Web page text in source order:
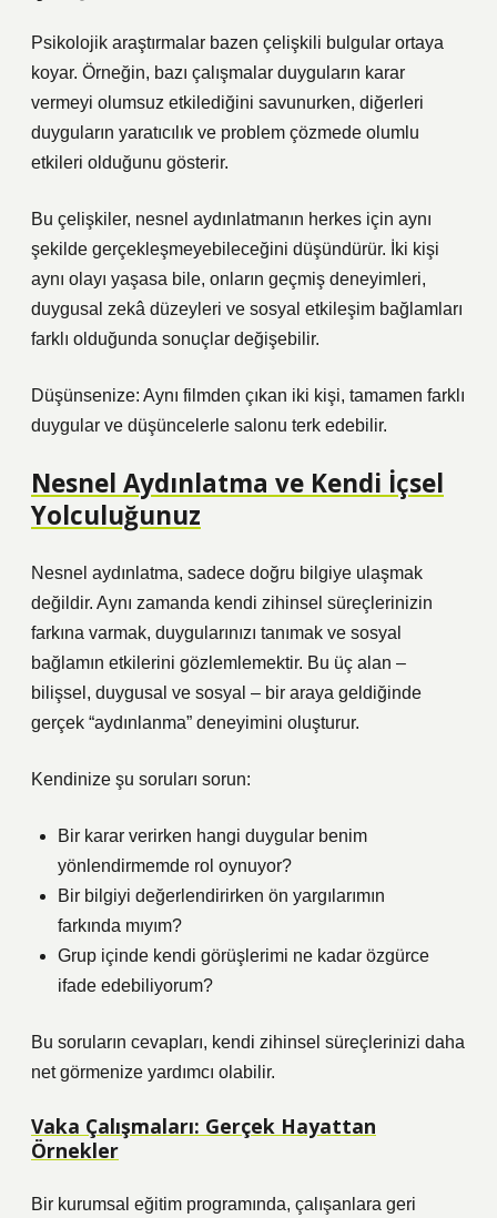
Psikolojik araştırmalar bazen çelişkili bulgular ortaya
koyar. Örneğin, bazı çalışmalar duyguların karar
vermeyi olumsuz etkilediğini savunurken, diğerleri
duyguların yaratıcılık ve problem çözmede olumlu
etkileri olduğunu gösterir.
Bu çelişkiler, nesnel aydınlatmanın herkes için aynı
şekilde gerçekleşmeyebileceğini düşündürür. İki kişi
aynı olayı yaşasa bile, onların geçmiş deneyimleri,
duygusal zekâ düzeyleri ve sosyal etkileşim bağlamları
farklı olduğunda sonuçlar değişebilir.
Düşünsenize: Aynı filmden çıkan iki kişi, tamamen farklı
duygular ve düşüncelerle salonu terk edebilir.
Nesnel Aydınlatma ve Kendi İçsel
Yolculuğunuz
Nesnel aydınlatma, sadece doğru bilgiye ulaşmak
değildir. Aynı zamanda kendi zihinsel süreçlerinizin
farkına varmak, duygularınızı tanımak ve sosyal
bağlamın etkilerini gözlemlemektir. Bu üç alan –
bilişsel, duygusal ve sosyal – bir araya geldiğinde
gerçek “aydınlanma” deneyimini oluşturur.
Kendinize şu soruları sorun:
Bir karar verirken hangi duygular benim
yönlendirmemde rol oynuyor?
Bir bilgiyi değerlendirirken ön yargılarımın
farkında mıyım?
Grup içinde kendi görüşlerimi ne kadar özgürce
ifade edebiliyorum?
Bu soruların cevapları, kendi zihinsel süreçlerinizi daha
net görmenize yardımcı olabilir.
Vaka Çalışmaları: Gerçek Hayattan
Örnekler
Bir kurumsal eğitim programında, çalışanlara geri